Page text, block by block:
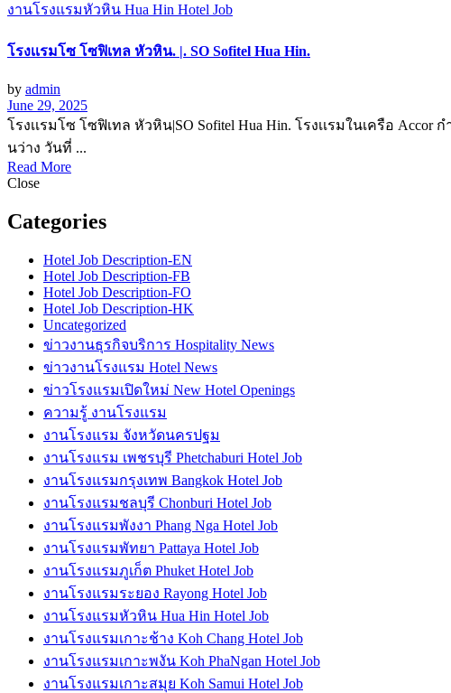
งานโรงแรมหัวหิน Hua Hin Hotel Job
โรงเเรมโซ โซฟิเทล หัวหิน. |. SO Sofitel Hua Hin.
by admin
June 29, 2025
โรงเเรมโซ โซฟิเทล หัวหิน|SO Sofitel Hua Hin. โรงเเรมในเครือ
นว่าง วันที่ ...
Read More
Close
Categories
Hotel Job Description-EN
Hotel Job Description-FB
Hotel Job Description-FO
Hotel Job Description-HK
Uncategorized
ข่าวงานธุรกิจบริการ Hospitality News
ข่าวงานโรงแรม Hotel News
ข่าวโรงแรมเปิดใหม่ New Hotel Openings
ความรู้ งานโรงแรม
งานโรงแรม จังหวัดนครปฐม
งานโรงแรม เพชรบุรี Phetchaburi Hotel Job
งานโรงแรมกรุงเทพ Bangkok Hotel Job
งานโรงแรมชลบุรี Chonburi Hotel Job
งานโรงแรมพังงา Phang Nga Hotel Job
งานโรงแรมพัทยา Pattaya Hotel Job
งานโรงแรมภูเก็ต Phuket Hotel Job
งานโรงแรมระยอง Rayong Hotel Job
งานโรงแรมหัวหิน Hua Hin Hotel Job
งานโรงแรมเกาะช้าง Koh Chang Hotel Job
งานโรงแรมเกาะพงัน Koh PhaNgan Hotel Job
งานโรงแรมเกาะสมุย Koh Samui Hotel Job